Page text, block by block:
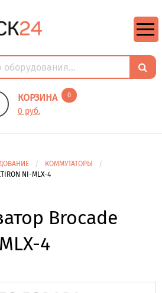
КОРЗИНА 0
0 руб.
КОММУТАТОРЫ
NI-MLX-4
Brocade
4